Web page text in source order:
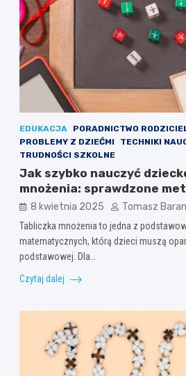
EDUKACJA
PORADNICTWO
PROBLEMY Z DZIEĆMI
TECHNIKI
TRUDNOŚCI SZKOLNE
Jak szybko nauczyć
mnożenia: sprawdzone
8 kwietnia 2025 Tomasz Baran
Tabliczka mnożenia to jedna z
matematycznych, którą dzieci muszą
podstawowej. Dla…
Czytaj dalej